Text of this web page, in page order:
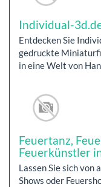
Individual-
Entdecken Sie
gedruckte
in eine Welt von
Feuertanz,
Feuerkünstler
Lassen Sie sich von
Shows oder